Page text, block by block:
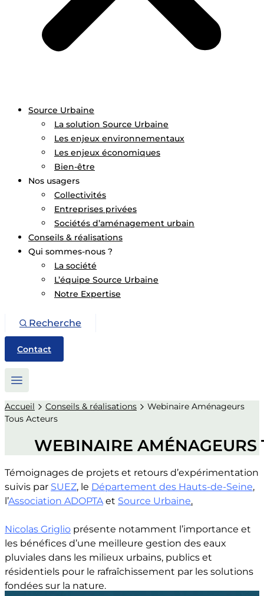
Source Urbaine
La solution Source Urbaine
Les enjeux environnementaux
Les enjeux économiques
Bien-être
Nos usagers
Collectivités
Entreprises privées
Sociétés d’aménagement urbain
Conseils & réalisations
Qui sommes-nous ?
La société
L’équipe Source Urbaine
Notre Expertise
Recherche
Contact
Accueil Conseils & réalisations
Webinaire Aménageurs
Tous Acteurs
WEBINAIRE AMÉNAGEURS
Témoignages de projets et retours d’expérimentation
suivis par SUEZ, le Département des Hauts-de-Seine,
l’Association ADOPTAet Source Urbaine.
Nicolas Griglio présente notamment l’importance et
les bénéfices d’une meilleure gestion des eaux
pluviales dans les milieux urbains, publics et
résidentiels pour le rafraîchissement par les solutions
fondées sur la nature.